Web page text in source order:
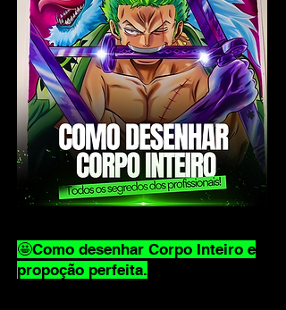
🤩Como desenhar Corpo Inteiro e
propoção perfeita.